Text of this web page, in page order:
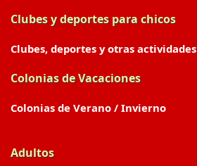
Clubes y deportes para chicos
Clubes, deportes y otras actividades
Colonias de Vacaciones
Colonias de Verano / Invierno
Adultos